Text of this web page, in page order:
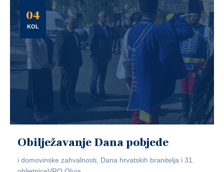
04
KOL
Obilježavanje Dana pobjede
i domovinske zahvalnosti, Dana hrvatskih branitelja i 31.